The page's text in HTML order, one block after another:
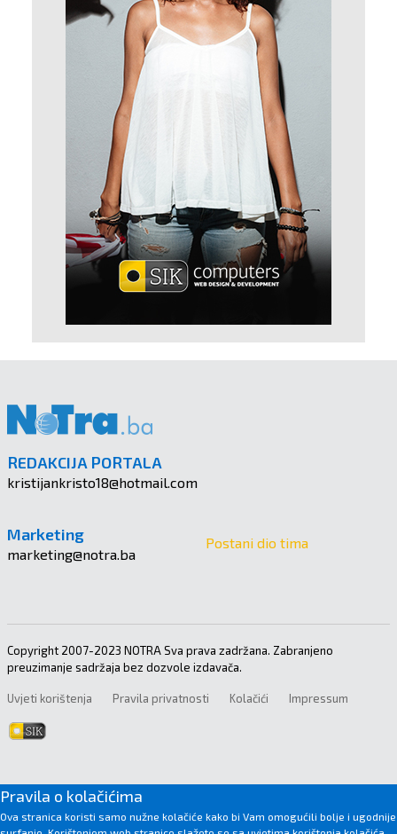
REDAKCIJA PORTALA
kristijankristo18@hotmail.com
Marketing
marketing@notra.ba
Postani dio tima
Copyright 2007-2023 NOTRA Sva prava zadržana. Zabranjeno
preuzimanje sadržaja bez dozvole izdavača.
Uvjeti korištenja Pravila privatnosti Kolačići Impressum
Pravila o kolačićima
Ova stranica koristi samo nužne kolačiće kako bi Vam omogućili bolje i ugodnije